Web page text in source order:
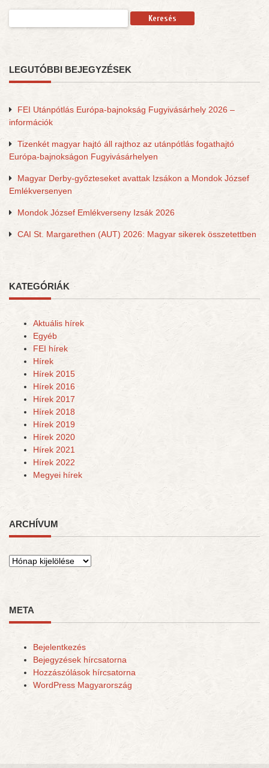
LEGUTÓBBI BEJEGYZÉSEK
FEI Utánpótlás Európa-bajnokság Fugyivásárhely 2026 –
információk
Tizenkét magyar hajtó áll rajthoz az utánpótlás fogathajtó
Európa-bajnokságon Fugyivásárhelyen
Magyar Derby-győzteseket avattak Izsákon a Mondok József
Emlékversenyen
Mondok József Emlékverseny Izsák 2026
CAI St. Margarethen (AUT) 2026: Magyar sikerek összetettben
KATEGÓRIÁK
Aktuális hírek
Egyéb
FEI hírek
Hírek
Hírek 2015
Hírek 2016
Hírek 2017
Hírek 2018
Hírek 2019
Hírek 2020
Hírek 2021
Hírek 2022
Megyei hírek
ARCHÍVUM
Archívum
META
Bejelentkezés
Bejegyzések hírcsatorna
Hozzászólások hírcsatorna
WordPress Magyarország